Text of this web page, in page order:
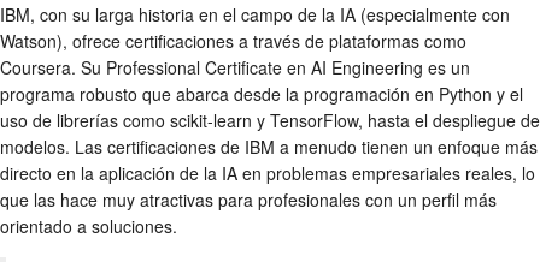
IBM, con su larga historia en el campo de la IA (especialmente con
Watson), ofrece certificaciones a través de plataformas como
Coursera. Su Professional Certificate en AI Engineering es un
programa robusto que abarca desde la programación en Python y el
uso de librerías como scikit-learn y TensorFlow, hasta el despliegue de
modelos. Las certificaciones de IBM a menudo tienen un enfoque más
directo en la aplicación de la IA en problemas empresariales reales, lo
que las hace muy atractivas para profesionales con un perfil más
orientado a soluciones.